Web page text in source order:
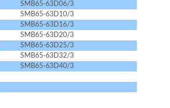
SMB65-63D06/3
SMB65-63D10/3
SMB65-63D16/3
SMB65-63D20/3
SMB65-63D25/3
SMB65-63D32/3
SMB65-63D40/3